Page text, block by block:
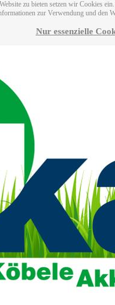
zu bieten setzen wir Cookies
zur Verwendung und den
Nur essenzielle